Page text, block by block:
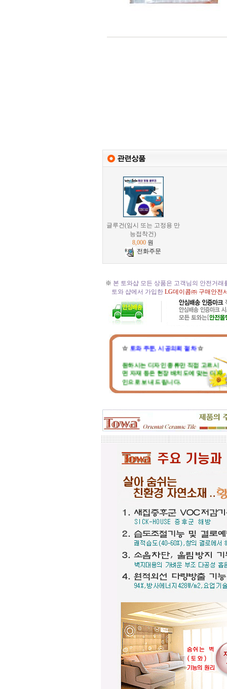
글루건(임시 또는 고정용 만
능접착건)
8,000 원
전화주문
※ 본 토와샵 모든 상품은 고객님의 안전거
토와 샵에서 가입한 LG데이콤㈜ 구매안전
☆ 토와 주문, 시공의뢰 절차 ☆
원하시는 디자인 종류만 직접 고르시
면 자재 등은 현장 배치도에 맞는 디자
인으로 보내 드립니다.
현장 벽체와 크기가 맞지 않는다고 걱
재 실비로 가감됩니다.
토와 분청사기 부조 벽화는 일련
번호가 있으니, 근처에 타일공을 불러
팀에 의뢰하시면, 시공 포함한 세부 견
적도 가능합니다.
☆포인트 벽화는 토아트에서..
고객님 댁, 벽체 가로세로 크기를 줄자
토와의 포인트 컨셉만 골라주시면 최
선의 디자인+견적을 드립니다.
예산에 따라 포인트 벽화부분 즉, 토
아트의 작품크기를 줄이면 저렴하게
도 가능하오니, 거실 아트월 이외에는
토와월과 같은 패턴타일 위주로 디자
인해도 친환경과 기능성 자재의 성능
차이는 없습니다.
고객님의 벽체 사이즈를 예를들어 가
로 3m라면 바로 위 검색코너에서 가로
3000을'클릭'해서 원하는 크기의 상품
들을 보시고 찾으시는 가격과 디자인
을 메모하시고 고객센타로 전화상담
하시기 바랍니다.
전문 상담원이 제대로 된 친환경 인테
리어자재로 값싼 인테리어가 되는 노
하우를 제시해 드립니다.